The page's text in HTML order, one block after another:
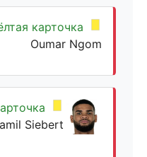
карточка
Oumar Ngom
Siebert